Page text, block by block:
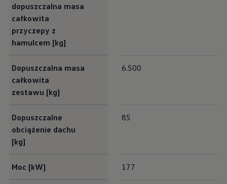
dopuszczalna masa
całkowita
przyczepy z
hamulcem [kg]
Dopuszczalna masa
całkowita
zestawu [kg]
6.500
Dopuszczalne
obciążenie dachu
[kg]
85
Moc [kW] 177